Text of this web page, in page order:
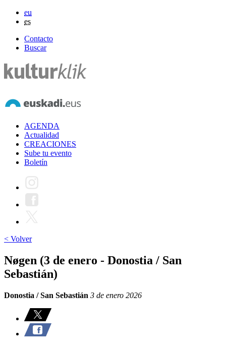
eu
es
Contacto
Buscar
AGENDA
Actualidad
CREACIONES
Sube tu evento
Boletín
< Volver
Nøgen (3 de enero - Donostia / San
Sebastián)
Donostia / San Sebastián 3 de enero 2026